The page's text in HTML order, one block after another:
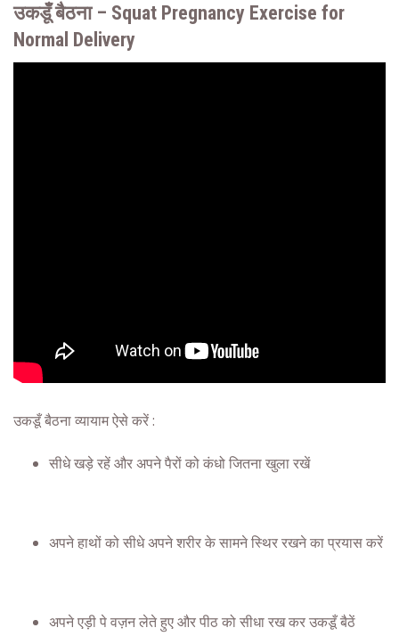
उकडूँ बैठना – Squat Pregnancy Exercise for
Normal Delivery
उकडूँ बैठना व्यायाम ऐसे करें :
सीधे खड़े रहें और अपने पैरों को कंधो जितना खुला रखें
अपने हाथों को सीधे अपने शरीर के सामने स्थिर रखने का प्रयास करें
अपने एड़ी पे वज़न लेते हुए और पीठ को सीधा रख कर उकडूँ बैठें